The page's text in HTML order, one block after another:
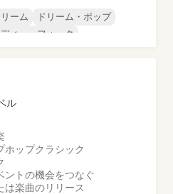
ーム
ドリーム・ポップ
ディー・フォーク
ル
ホップクラシック
ントの機会をつなぐ
は楽曲のリリース